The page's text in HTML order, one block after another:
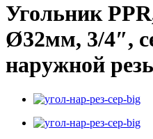
Угольник
Ø32мм, 3/4″,
наружной